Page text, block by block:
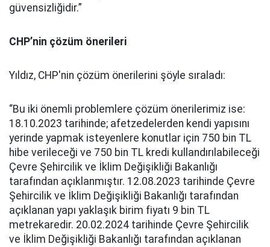
güvensizliğidir.”
CHP’nin çözüm önerileri
Yıldız, CHP'nin çözüm önerilerini şöyle sıraladı:
“Bu iki önemli problemlere çözüm önerilerimiz ise:
18.10.2023 tarihinde; afetzedelerden kendi yapısını
yerinde yapmak isteyenlere konutlar için 750 bin TL
hibe verileceği ve 750 bin TL kredi kullandırılabileceği
Çevre Şehircilik ve İklim Değişikliği Bakanlığı
tarafından açıklanmıştır. 12.08.2023 tarihinde Çevre
Şehircilik ve İklim Değişikliği Bakanlığı tarafından
açıklanan yapı yaklaşık birim fiyatı 9 bin TL
metrekaredir. 20.02.2024 tarihinde Çevre Şehircilik
ve İklim Değişikliği Bakanlığı tarafından açıklanan